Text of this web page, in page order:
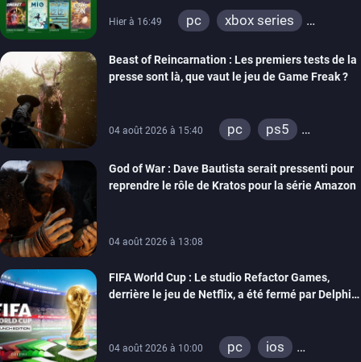
Hier à 16:49 pc
xbox series
Beast of Reincarnation : Les premiers tests de la
presse sont là, que vaut le jeu de Game Freak ?
04 août 2026 à 15:40 pc
ps5
God of War : Dave Bautista serait pressenti pour
reprendre le rôle de Kratos pour la série Amazon
04 août 2026 à 13:08
FIFA World Cup : Le studio Refactor Games,
derrière le jeu de Netflix, a été fermé par Delphi
04 août 2026 à 10:00 pc
ios